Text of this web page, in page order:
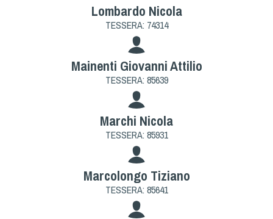
Lombardo Nicola
TESSERA: 74314
Mainenti Giovanni Attilio
TESSERA: 85639
Marchi Nicola
TESSERA: 85931
Marcolongo Tiziano
TESSERA: 85641